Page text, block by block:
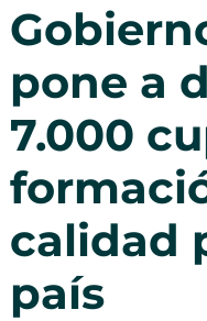
pone a
7.000
calidad
país